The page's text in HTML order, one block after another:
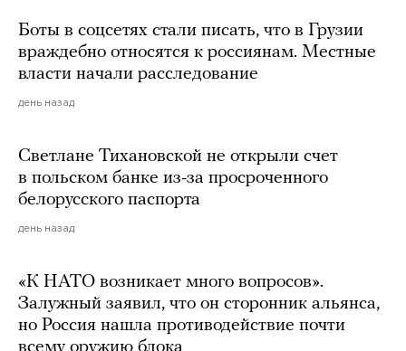
Боты в соцсетях стали писать, что в Грузии
враждебно относятся к россиянам. Местные
власти начали расследование
день назад
Светлане Тихановской не открыли счет
в польском банке из-за просроченного
белорусского паспорта
день назад
«К НАТО возникает много вопросов».
Залужный заявил, что он сторонник альянса,
но Россия нашла противодействие почти
всему оружию блока